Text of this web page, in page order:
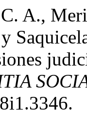
C. A.,